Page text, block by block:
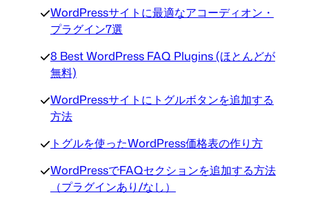
WordPressサイトに最適なアコーディオン・
プラグイン7選
8 Best WordPress FAQ Plugins (ほとんどが
無料)
WordPressサイトにトグルボタンを追加する
方法
トグルを使ったWordPress価格表の作り方
WordPressでFAQセクションを追加する方法
（プラグインあり/なし）